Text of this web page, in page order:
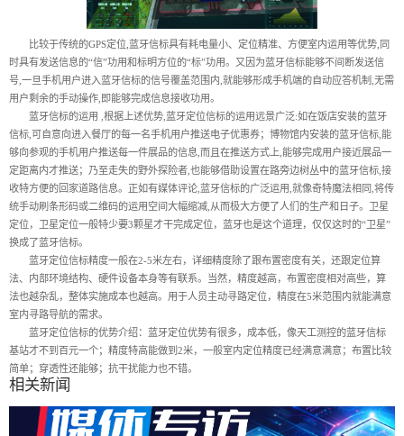
比较于传统的GPS定位,蓝牙信标具有耗电量小、定位精准、方便室内运用等优势,同
时具有发送信息的“信”功用和标明方位的“标”功用。又因为蓝牙信标能够不间断发送信
号,一旦手机用户进入蓝牙信标的信号覆盖范围内,就能够形成手机端的自动应答机制,无需
用户剩余的手动操作,即能够完成信息接收功用。
蓝牙信标的运用 ,根据上述优势,蓝牙定位信标的运用远景广泛:如在饭店安装的蓝牙
信标,可自意向进入餐厅的每一名手机用户推送电子优惠券；博物馆内安装的蓝牙信标,能
够向参观的手机用户推送每一件展品的信息,而且在推送方式上,能够完成用户接近展品一
定距离内才推送；乃至走失的野外探险者,也能够借助设置在路旁边树丛中的蓝牙信标,接
收特方便的回家道路信息。正如有媒体评论,蓝牙信标的广泛运用,就像奇特魔法相同,将传
统手动刷条形码或二维码的运用空间大幅缩减,从而极大方便了人们的生产和日子。卫星
定位，卫星定位一般特少要3颗星才干完成定位，蓝牙也是这个道理，仅仅这时的“卫星”
换成了蓝牙信标。
蓝牙定位信标精度一般在2-5米左右，详细精度除了跟布置密度有关，还跟定位算
法、内部环境结构、硬件设备本身等有联系。当然，精度越高，布置密度相对高些，算
法也越杂乱，整体实施成本也越高。用于人员主动寻路定位，精度在5米范围内就能满意
室内寻路导航的需求。
蓝牙定位信标的优势介绍：蓝牙定位优势有很多，成本低，像天工测控的蓝牙信标
基站才不到百元一个；精度特高能做到2米，一般室内定位精度已经满意满意；布置比较
简单；穿透性还能够；抗干扰能力也不错。
相关新闻